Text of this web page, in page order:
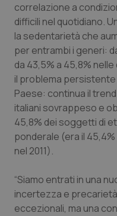
correlazione a
difficili nel quotidiano.
la sedentarietà che
per entrambi i generi:
da 43,5% a 45,8%
il problema persistente
Paese: continua il
italiani sovrappeso e
45,8% dei soggetti di
ponderale (era il 45,4%
nel 2011).
“Siamo entrati in una
incertezza e
eccezionali, ma una